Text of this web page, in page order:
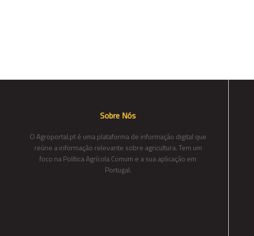
Sobre Nós
O Agroportal.pt é uma plataforma de informação digital que
reúne a informação relevante sobre agricultura. Tem um
foco na Política Agrícola Comum e a sua aplicação em
Portugal.